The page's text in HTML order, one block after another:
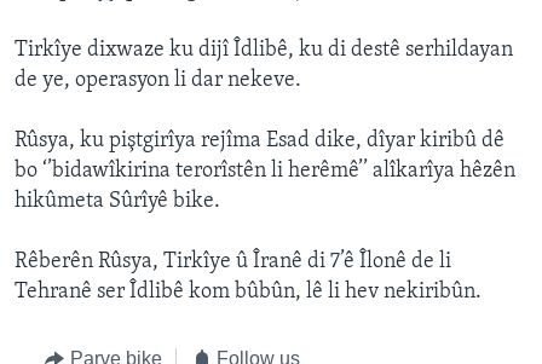
FOLLOW US
Zimanên Din
Tirkîye dixwaze ku dijî Îdlibê, ku di destê serhildayan
de ye, operasyon li dar nekeve.
Rûsya, ku piştgirîya rejîma Esad dike, dîyar kiribû dê
bo ‘’bidawîkirina terorîstên li herêmê’’ alîkarîya hêzên
hikûmeta Sûrîyê bike.
Rêberên Rûsya, Tirkîye û Îranê di 7’ê Îlonê de li
Tehranê ser Îdlibê kom bûbûn, lê li hev nekiribûn.
Parve bike Follow us